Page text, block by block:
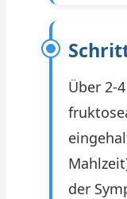
Über 2-
der